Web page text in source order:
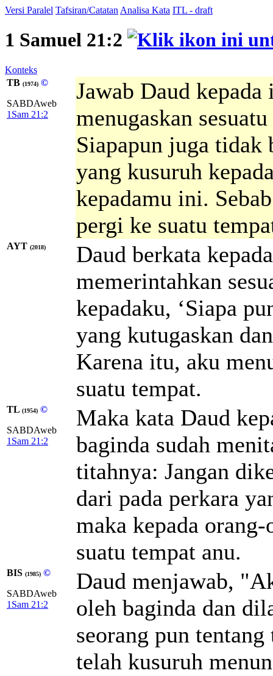
Versi Paralel Tafsiran/Catatan Analisa Kata ITL - draft
1 Samuel 21:2
Konteks
TB (1974) ©
SABDAweb
1Sam 21:2
Jawab Daud
menugaskan
Siapapun juga tidak
yang kusuruh
kepadamu ini.
pergi ke suatu
AYT (2018)
Daud berkata
memerintahkan
kepadaku, ‘Siapa
yang kutugaskan
Karena itu, aku
suatu tempat.
TL (1954) ©
SABDAweb
1Sam 21:2
Maka kata Daud
baginda sudah
titahnya: Jangan
dari pada perkara
maka kepada
suatu tempat anu.
BIS (1985) ©
SABDAweb
1Sam 21:2
Daud menjawab,
oleh baginda dan
seorang pun
telah kusuruh